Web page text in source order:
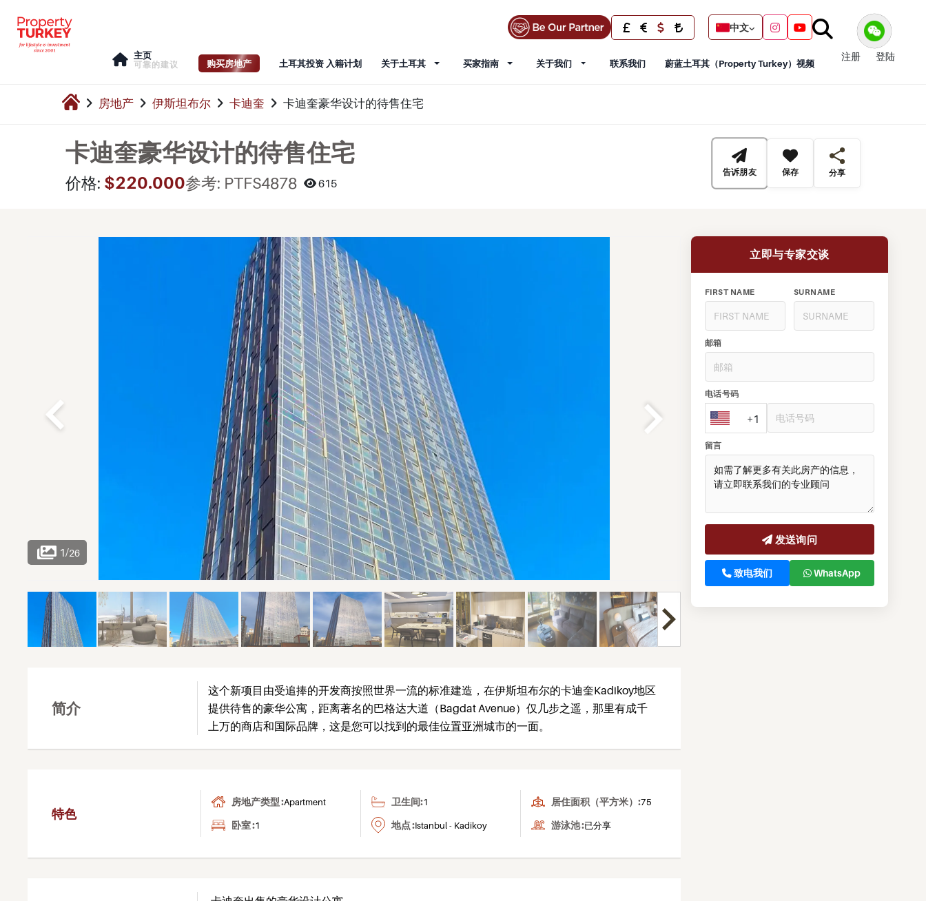
中文
主页
可靠的建议 购买房地产 土耳其投资 入籍计划 关于土耳其 买家指南 关于我们 联系我们 蔚蓝土耳其（Property Turkey）视频
注册 登陆
房地产 伊斯坦布尔 卡迪奎 卡迪奎豪华设计的待售住宅
卡迪奎豪华设计的待售住宅
价格: $220.000参考: PTFS4878 615
告诉朋友 保存 分享
1/26
简介
这个新项目由受追捧的开发商按照世界一流的标准建造，在伊斯坦布尔的卡迪奎Kadikoy地区
提供待售的豪华公寓，距离著名的巴格达大道（Bagdat Avenue）仅几步之遥，那里有成千
上万的商店和国际品牌，这是您可以找到的最佳位置亚洲城市的一面。
特色
房地产类型 :Apartment
卧室 :1
卫生间:1
地点 :Istanbul - Kadikoy
居住面积（平方米）:75
游泳池 :已分享
立即与专家交谈
FIRST NAME SURNAME
邮箱
电话号码
+1
留言
发送询问
致电我们 WhatsApp